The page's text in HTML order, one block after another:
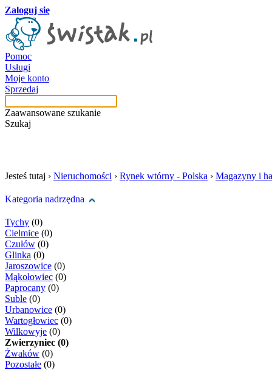
Zaloguj się
Pomoc
Usługi
Moje konto
Sprzedaj
Zaawansowane szukanie
Szukaj
Jesteś tutaj › Nieruchomości › Rynek wtórny - Polska › Magazyny i
Kategoria nadrzędna
Tychy (0)
Cielmice (0)
Czułów (0)
Glinka (0)
Jaroszowice (0)
Mąkołowiec (0)
Paprocany (0)
Suble (0)
Urbanowice (0)
Wartogłowiec (0)
Wilkowyje (0)
Zwierzyniec (0)
Żwaków (0)
Pozostałe (0)